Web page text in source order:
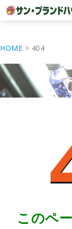
テ
ツ
へ
移
HOME > 404
このペ